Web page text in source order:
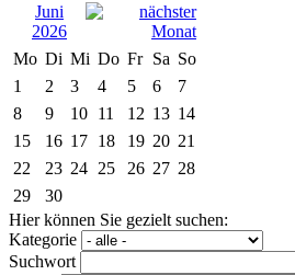
Juni
2026
Mo Di Mi Do Fr Sa So
1
2 3 4 5 6
7
8
9 10 11 12 13 14
15
16 17 18 19 20 21
22
23 24 25 26 27 28
29
30
Hier können Sie gezielt suchen:
Kategorie
Suchwort